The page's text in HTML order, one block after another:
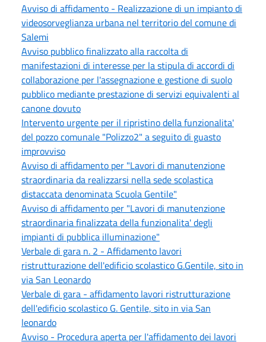
Avviso di affidamento - Realizzazione di un impianto di
videosorveglianza urbana nel territorio del comune di
Salemi
Avviso pubblico finalizzato alla raccolta di
manifestazioni di interesse per la stipula di accordi di
collaborazione per l'assegnazione e gestione di suolo
pubblico mediante prestazione di servizi equivalenti al
canone dovuto
Intervento urgente per il ripristino della funzionalita'
del pozzo comunale "Polizzo2" a seguito di guasto
improvviso
Avviso di affidamento per "Lavori di manutenzione
straordinaria da realizzarsi nella sede scolastica
distaccata denominata Scuola Gentile"
Avviso di affidamento per "Lavori di manutenzione
straordinaria finalizzata della funzionalita' degli
impianti di pubblica illuminazione"
Verbale di gara n. 2 - Affidamento lavori
ristrutturazione dell'edificio scolastico G.Gentile, sito in
via San Leonardo
Verbale di gara - affidamento lavori ristrutturazione
dell'edificio scolastico G. Gentile, sito in via San
leonardo
Avviso - Procedura aperta per l'affidamento dei lavori